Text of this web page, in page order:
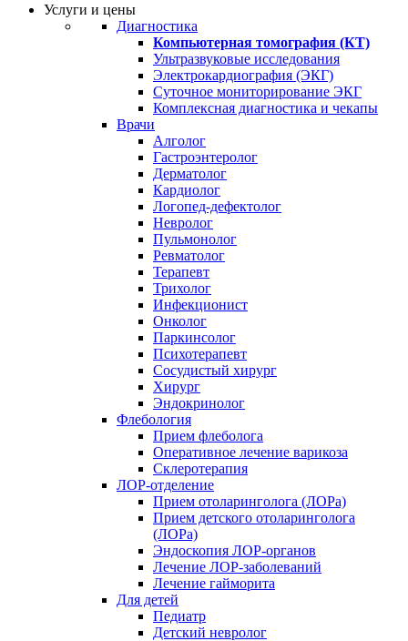
Услуги и цены
Диагностика
Компьютерная томография (КТ)
Ультразвуковые исследования
Электрокардиография (ЭКГ)
Суточное мониторирование ЭКГ
Комплексная диагностика и чекапы
Врачи
Алголог
Гастроэнтеролог
Дерматолог
Кардиолог
Логопед-дефектолог
Невролог
Пульмонолог
Ревматолог
Терапевт
Трихолог
Инфекционист
Онколог
Паркинсолог
Психотерапевт
Сосудистый хирург
Хирург
Эндокринолог
Флебология
Прием флеболога
Оперативное лечение варикоза
Склеротерапия
ЛОР-отделение
Прием отоларинголога (ЛОРа)
Прием детского отоларинголога
(ЛОРа)
Эндоскопия ЛОР-органов
Лечение ЛОР-заболеваний
Лечение гайморита
Для детей
Педиатр
Детский невролог